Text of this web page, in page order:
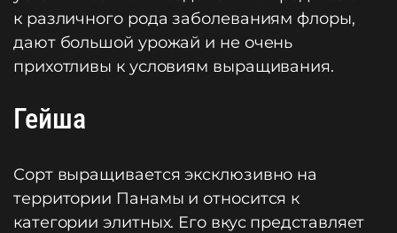
к различного рода заболеваниям флоры,
дают большой урожай и не очень
прихотливы к условиям выращивания.
Гейша
Сорт выращивается эксклюзивно на
территории Панамы и относится к
категории элитных. Его вкус представляет